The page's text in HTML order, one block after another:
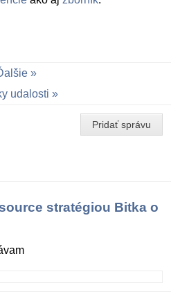
udalosti
Pridať správu
stratégiou Bitka o